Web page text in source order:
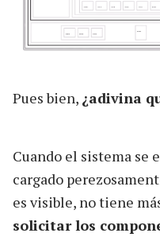
Pues bien, ¿adivina
Cuando el sistema
cargado
es visible, no tiene
solicitar los